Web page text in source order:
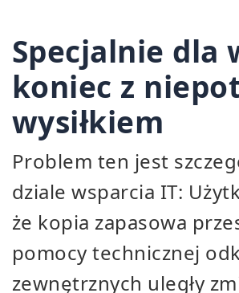
Specjalnie dla
koniec z
wysiłkiem
Problem ten jest
dziale wsparcia IT:
że kopia zapasowa
pomocy technicznej
zewnętrznych uległy